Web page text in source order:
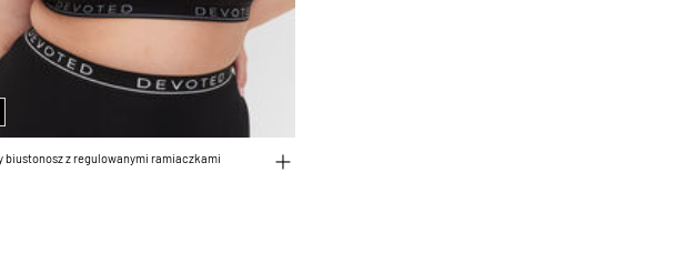
biustonosz z regulowanymi ramiaczkami